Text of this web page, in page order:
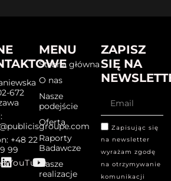
672
+48 22
99
YouTube
MENU
Strona główna
O nas
Nasze
podejście
Oferta
Raporty
Badawcze
Nasze
realizacje
ZAPISZ
SIĘ NA
Zapisując się
na newsletter
wyrażam zgodę
na otrzymywanie
komunikacji